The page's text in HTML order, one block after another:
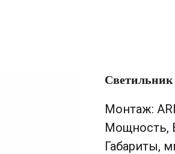
Светильник
Монтаж:
Мощность,
Габариты,